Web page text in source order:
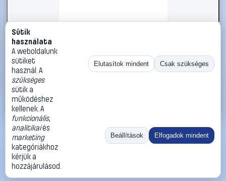
#2735981
Kerek lyukasztó, 2 mm KS Tools 129.2302 (Ø x H) 2 mm x
105 mm
KS Tools Feszítővas, pajszer, kézi lyukasztó
1 790 Ft
Kosárba
«
Ugrás:
Méret:
Rendezés:
©2026
ThermoScope
ÁSZF
Cégbemutató
Sütik
használata
A weboldalunk
sütiket
használ. A
szükséges
sütik a
működéshez
kellenek. A
funkcionális,
analitikaiés
marketing
kategóriákhoz
kérjük a
hozzájárulásod.
Elutasítok mindent Csak szükséges
Beállítások Elfogadok mindent